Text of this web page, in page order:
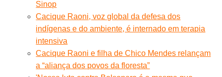
Sinop
Cacique Raoni, voz global da defesa dos
indígenas e do ambiente, é internado em terapia
intensiva
Cacique Raoni e filha de Chico Mendes relançam
a “aliança dos povos da floresta”